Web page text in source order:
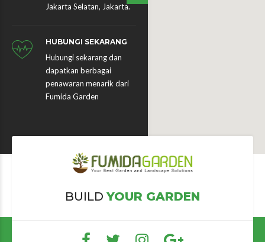
Jakarta Selatan, Jakarta.
HUBUNGI SEKARANG
Hubungi sekarang dan
dapatkan berbagai
penawaran menarik dari
Fumida Garden
BUILD YOUR GARDEN